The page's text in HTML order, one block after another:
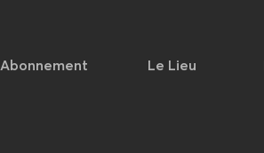
Abonnement Le Lieu